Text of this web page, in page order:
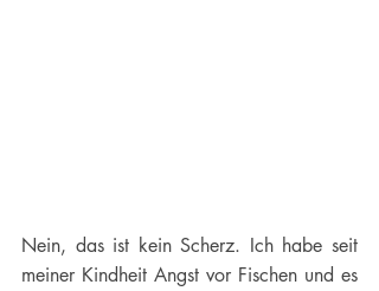
Nein, das ist kein Scherz. Ich habe seit
meiner Kindheit Angst vor Fischen und es